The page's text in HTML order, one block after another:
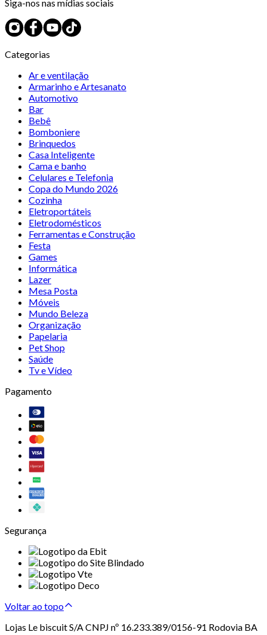
Siga-nos nas mídias sociais
Categorias
Ar e ventilação
Armarinho e Artesanato
Automotivo
Bar
Bebê
Bomboniere
Brinquedos
Casa Inteligente
Cama e banho
Celulares e Telefonia
Copa do Mundo 2026
Cozinha
Eletroportáteis
Eletrodomésticos
Ferramentas e Construção
Festa
Games
Informática
Lazer
Mesa Posta
Móveis
Mundo Beleza
Organização
Papelaria
Pet Shop
Saúde
Tv e Vídeo
Pagamento
Segurança
Voltar ao topo
Lojas Le biscuit S/A CNPJ nº 16.233.389/0156-91 Rodovia BA